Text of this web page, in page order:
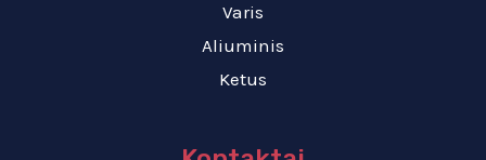
Varis
Aliuminis
Ketus